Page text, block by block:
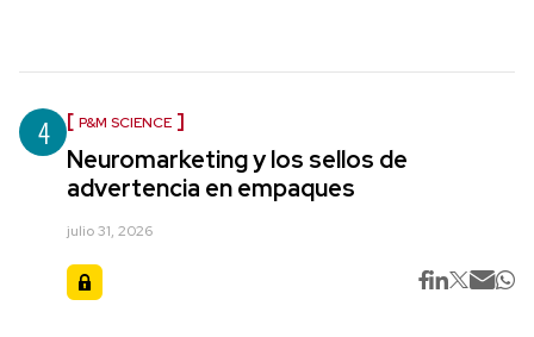
4 P&M SCIENCE
Neuromarketing y los sellos de
advertencia en empaques
julio 31, 2026